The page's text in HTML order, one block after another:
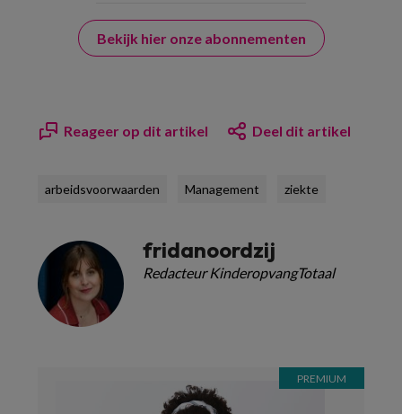
Bekijk hier onze abonnementen
Reageer op dit artikel Deel dit artikel
arbeidsvoorwaarden Management ziekte
fridanoordzij
Redacteur KinderopvangTotaal